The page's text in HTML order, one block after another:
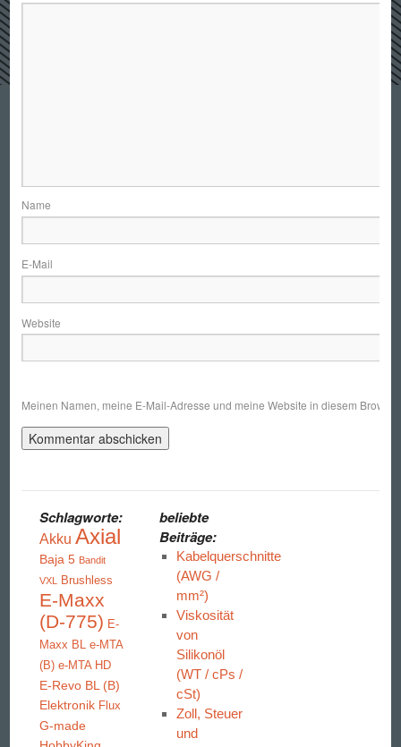
E-
Website
Meinen Namen, meine E-Mail-Adresse und meine Website in diesem
Schlagworte:
Akku Axial
Baja 5 Bandit
VXL
Brushless
E-Maxx
(D-775) E-
Maxx BL e-MTA
(B) e-MTA HD
E-Revo BL (B)
Elektronik Flux
G-made
beliebte
Beiträge:
Kabelquerschnitte
(AWG /
mm²)
Viskosität
von
Silikonöl
(WT / cPs /
cSt)
Zoll, Steuer
und